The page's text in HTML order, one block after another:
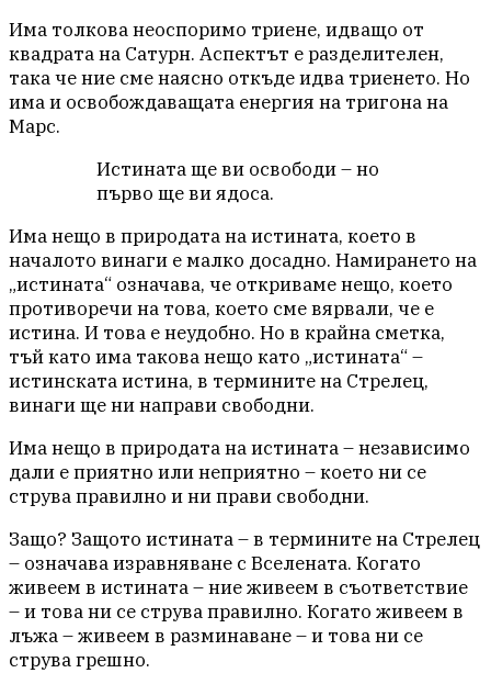
Има толкова неоспоримо триене, идващо от
квадрата на Сатурн. Аспектът е разделителен,
така че ние сме наясно откъде идва триенето. Но
има и освобождаващата енергия на тригона на
Марс.
Истината ще ви освободи – но
първо ще ви ядоса.
Има нещо в природата на истината, което в
началото винаги е малко досадно. Намирането на
„истината“ означава, че откриваме нещо, което
противоречи на това, което сме вярвали, че е
истина. И това е неудобно. Но в крайна сметка,
тъй като има такова нещо като „истината“ –
истинската истина, в термините на Стрелец,
винаги ще ни направи свободни.
Има нещо в природата на истината – независимо
дали е приятно или неприятно – което ни се
струва правилно и ни прави свободни.
Защо? Защото истината – в термините на Стрелец
– означава изравняване с Вселената. Когато
живеем в истината – ние живеем в съответствие
– и това ни се струва правилно. Когато живеем в
лъжа – живеем в разминаване – и това ни се
струва грешно.